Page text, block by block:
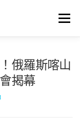
選單
俄羅斯喀山
揭幕